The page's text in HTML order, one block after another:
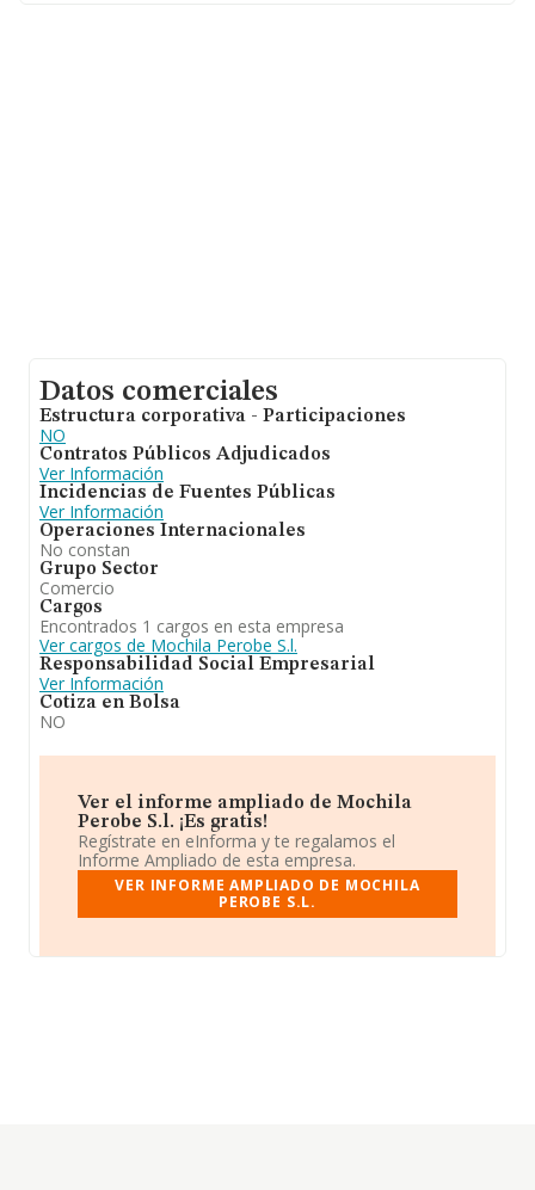
Datos comerciales
Estructura corporativa - Participaciones
NO
Contratos Públicos Adjudicados
Ver Información
Incidencias de Fuentes Públicas
Ver Información
Operaciones Internacionales
No constan
Grupo Sector
Comercio
Cargos
Encontrados 1 cargos en esta empresa
Ver cargos de Mochila Perobe S.l.
Responsabilidad Social Empresarial
Ver Información
Cotiza en Bolsa
NO
Ver el informe ampliado de Mochila
Perobe S.l. ¡Es gratis!
Regístrate en eInforma y te regalamos el
Informe Ampliado de esta empresa.
VER INFORME AMPLIADO DE MOCHILA
PEROBE S.L.